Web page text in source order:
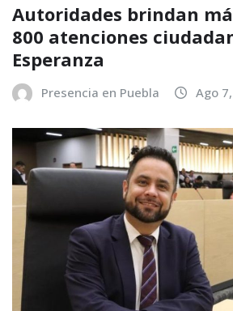
Autoridades brindan
800 atenciones
Esperanza
Presencia en Puebla Ago